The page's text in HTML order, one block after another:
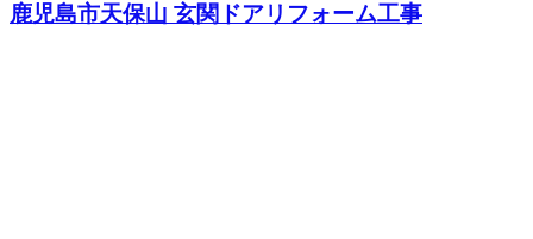
鹿児島市天保山 玄関ドアリフォーム工事